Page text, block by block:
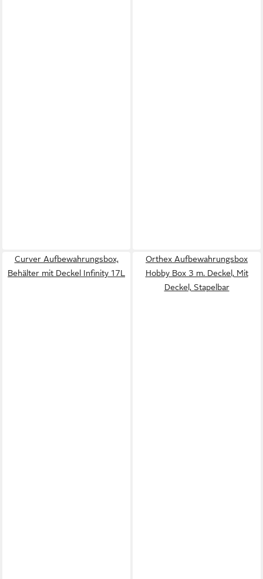
Curver Aufbewahrungsbox,
Behälter mit Deckel Infinity 17L
Orthex Aufbewahrungsbox
Hobby Box 3 m. Deckel, Mit
Deckel, Stapelbar